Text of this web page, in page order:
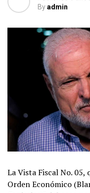
Byadmin
La Vista Fiscal No.
Orden Económico